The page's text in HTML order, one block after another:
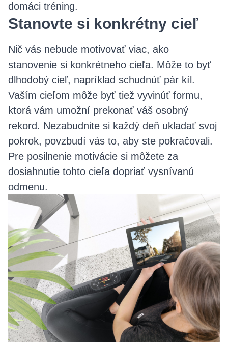
domáci tréning.
Stanovte si konkrétny cieľ
Nič vás nebude motivovať viac, ako
stanovenie si konkrétneho cieľa. Môže to byť
dlhodobý cieľ, napríklad schudnúť pár kíl.
Vaším cieľom môže byť tiež vyvinúť formu,
ktorá vám umožní prekonať váš osobný
rekord. Nezabudnite si každý deň ukladať svoj
pokrok, povzbudí vás to, aby ste pokračovali.
Pre posilnenie motivácie si môžete za
dosiahnutie tohto cieľa dopriať vysnívanú
odmenu.